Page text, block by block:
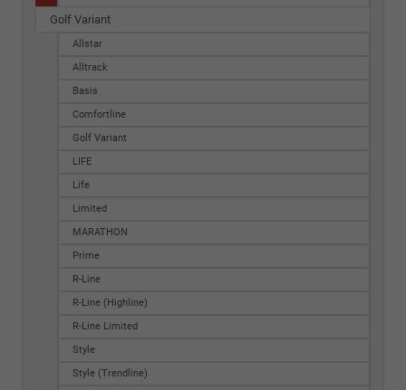
Golf Variant
Allstar
Alltrack
Basis
Comfortline
Golf Variant
LIFE
Life
Limited
MARATHON
Prime
R-Line
R-Line (Highline)
R-Line Limited
Style
Style (Trendline)